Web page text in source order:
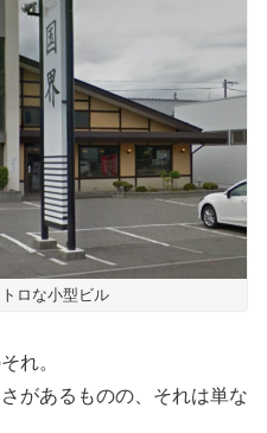
ロな小型ビル
れ。
があるものの、それは単な